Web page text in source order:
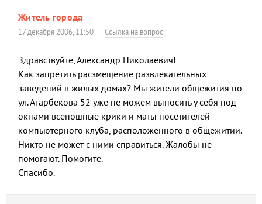
Житель города
17 декабря 2006, 11:50 Ссылка на вопрос
Здравствуйте, Александр Николаевич!
Как запретить расзмещение развлекательных
заведений в жилых домах? Мы жители общежития по
ул. Атарбекова 52 уже не можем выносить у себя под
окнами всеношные крики и маты посетителей
компьютерного клуба, расположенного в общежитии.
Никто не может с ними справиться. Жалобы не
помогают. Помогите.
Спасибо.